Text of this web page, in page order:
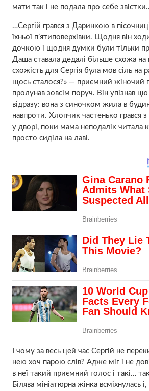
мати так і не подала про себе
…Сергій грався з Даринкою в
їхньої п’ятиповерхівки. Щодня він
дочкою і щодня думки були тільки
Даша ставала дедалі більше схожа на
схожість для Сергія була мов сіль на
щось сталося?» — приємний жіночий
пролунав зовсім поруч. Він упізнав
відразу: вона з синочком жила в
навпроти. Хлопчик частенько грався
у дворі, поки мама неподалік читала
просто сиділа на лаві.
І чому за весь цей час Сергій не
нею хоч парою слів? Адже міг і не
в неї такий приємний голос і такі…
Білява мініатюрна жінка всміхнулась і,